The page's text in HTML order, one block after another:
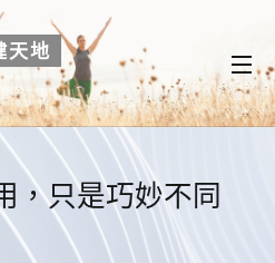
天地
，只是巧妙不同